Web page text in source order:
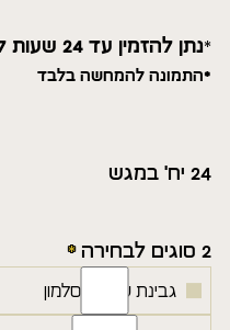
*נתן להזמין עד 24 שעות לפני מועד האירוע.
*התמונה להמחשה בלבד
24 יח' במגש
2 סוגים לבחירה
גבינת שמנת וסלמון